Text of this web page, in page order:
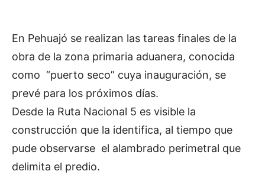
En Pehuajó se realizan las tareas finales de la
obra de la zona primaria aduanera, conocida
como “puerto seco” cuya inauguración, se
prevé para los próximos días.
Desde la Ruta Nacional 5 es visible la
construcción que la identifica, al tiempo que
pude observarse el alambrado perimetral que
delimita el predio.